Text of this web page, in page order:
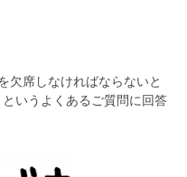
欠席しなければならないと
いうよくあるご質問に回答